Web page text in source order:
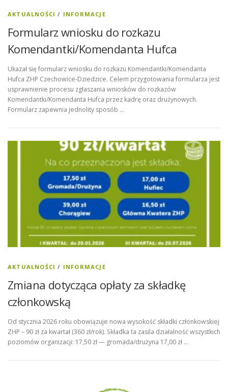
AKTUALNOŚCI / INFORMACJE
Formularz wniosku do rozkazu
Komendantki/Komendanta Hufca
Ukazał się formularz wniosku do rozkazu Komendantki/Komendanta
Hufca ZHP Czechowice-Dziedzice. Celem przygotowania formularza jest
usprawnienie procesu zgłaszania wniosków do rozkazów
Komendantki/Komendanta Hufca przez kadrę oraz drużynowych.
Formularz zapewnia jednolity sposób …
AKTUALNOŚCI / INFORMACJE
Zmiana dotycząca opłaty za składkę
członkowską
Od stycznia 2026 roku obowiązuje nowa wysokość składki członkowskiej
ZHP – 90 zł za kwartał (360 zł/rok). Składka ta zasila działalność wszystkich
poziomów organizacji: 17,50 zł — gromada/drużyna 17,00 zł …